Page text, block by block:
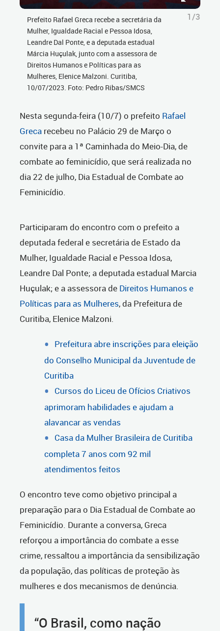
Prefeito Rafael Greca recebe a secretária da
Mulher, Igualdade Racial e Pessoa Idosa,
Leandre Dal Ponte, e a deputada estadual
Márcia Huçulak, junto com a assessora de
Direitos Humanos e Políticas para as
Mulheres, Elenice Malzoni. Curitiba,
10/07/2023. Foto: Pedro Ribas/SMCS
1/3
Nesta segunda-feira (10/7) o prefeito Rafael
Greca recebeu no Palácio 29 de Março o
convite para a 1ª Caminhada do Meio-Dia, de
combate ao feminicídio, que será realizada no
dia 22 de julho, Dia Estadual de Combate ao
Feminicídio.
Participaram do encontro com o prefeito a
deputada federal e secretária de Estado da
Mulher, Igualdade Racial e Pessoa Idosa,
Leandre Dal Ponte; a deputada estadual Marcia
Huçulak; e a assessora de Direitos Humanos e
Políticas para as Mulheres, da Prefeitura de
Curitiba, Elenice Malzoni.
Prefeitura abre inscrições para eleição
do Conselho Municipal da Juventude de
Curitiba
Cursos do Liceu de Ofícios Criativos
aprimoram habilidades e ajudam a
alavancar as vendas
Casa da Mulher Brasileira de Curitiba
completa 7 anos com 92 mil
atendimentos feitos
O encontro teve como objetivo principal a
preparação para o Dia Estadual de Combate ao
Feminicídio. Durante a conversa, Greca
reforçou a importância do combate a esse
crime, ressaltou a importância da sensibilização
da população, das políticas de proteção às
mulheres e dos mecanismos de denúncia.
“O Brasil, como nação